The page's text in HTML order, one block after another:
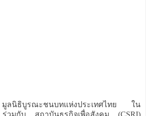
นิธิบูรณะชนบทแห่งประเทศไทย ใน
วมกับ สถาบันธุรกิจเพื่อสังคม (CSRI)